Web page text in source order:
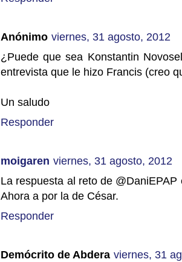
Anónimo viernes, 31 agosto, 2012
¿Puede que sea Konstantin
entrevista que le hizo Francis (creo
Un saludo
Responder
moigaren viernes, 31 agosto, 2012
La respuesta al reto de
Ahora a por la de César.
Responder
Demócrito de Abdera viernes, 31